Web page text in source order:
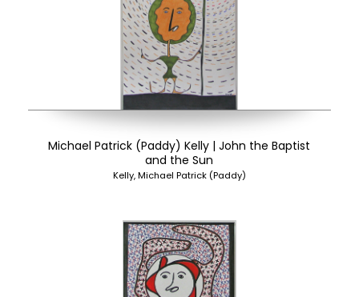
Michael Patrick (Paddy) Kelly | John the Baptist
and the Sun
Kelly, Michael Patrick (Paddy)